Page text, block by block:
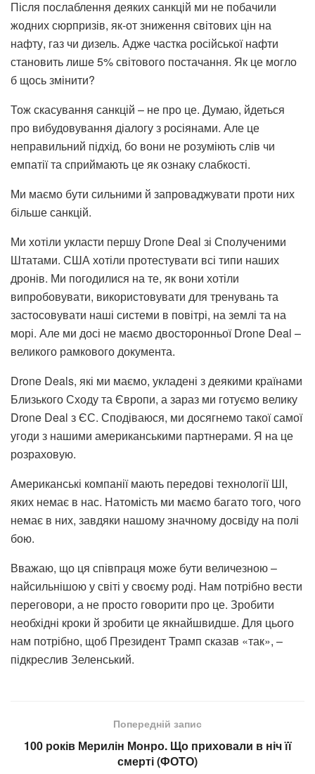
Після послаблення деяких санкцій ми не побачили
жодних сюрпризів, як-от зниження світових цін на
нафту, газ чи дизель. Адже частка російської нафти
становить лише 5% світового постачання. Як це могло
б щось змінити?
Тож скасування санкцій – не про це. Думаю, йдеться
про вибудовування діалогу з росіянами. Але це
неправильний підхід, бо вони не розуміють слів чи
емпатії та сприймають це як ознаку слабкості.
Ми маємо бути сильними й запроваджувати проти них
більше санкцій.
Ми хотіли укласти першу Drone Deal зі Сполученими
Штатами. США хотіли протестувати всі типи наших
дронів. Ми погодилися на те, як вони хотіли
випробовувати, використовувати для тренувань та
застосовувати наші системи в повітрі, на землі та на
морі. Але ми досі не маємо двосторонньої Drone Deal –
великого рамкового документа.
Drone Deals, які ми маємо, укладені з деякими країнами
Близького Сходу та Європи, а зараз ми готуємо велику
Drone Deal з ЄС. Сподіваюся, ми досягнемо такої самої
угоди з нашими американськими партнерами. Я на це
розраховую.
Американські компанії мають передові технології ШІ,
яких немає в нас. Натомість ми маємо багато того, чого
немає в них, завдяки нашому значному досвіду на полі
бою.
Вважаю, що ця співпраця може бути величезною –
найсильнішою у світі у своєму роді. Нам потрібно вести
переговори, а не просто говорити про це. Зробити
необхідні кроки й зробити це якнайшвидше. Для цього
нам потрібно, щоб Президент Трамп сказав «так», –
підкреслив Зеленський.
Попередній запис
100 років Мерилін Монро. Що приховали в ніч її
смерті (ФОТО)